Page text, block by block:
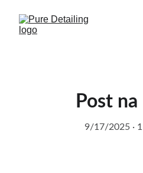
Post
9/17/2025